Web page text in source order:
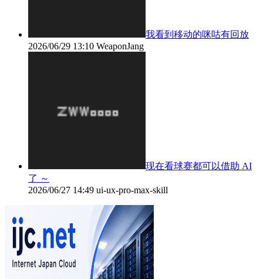
我看到移动的咪咕有回放
2026/06/29 13:10 WeaponJang
现在看球赛都可以借助 AI
了 ～
2026/06/27 14:49 ui-ux-pro-max-skill